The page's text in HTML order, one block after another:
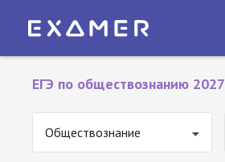
ЕГЭ по обществознанию 2027
Обществознание